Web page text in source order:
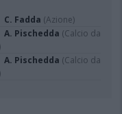
C. Fadda (Azione)
A. Pischedda (Calcio da
A. Pischedda (Calcio da